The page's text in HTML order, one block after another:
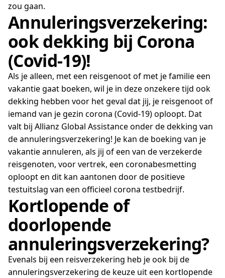
zou gaan.
Annuleringsverzekering:
ook dekking bij Corona
(Covid-19)!
Als je alleen, met een reisgenoot of met je familie een
vakantie gaat boeken, wil je in deze onzekere tijd ook
dekking hebben voor het geval dat jij, je reisgenoot of
iemand van je gezin corona (Covid-19) oploopt. Dat
valt bij Allianz Global Assistance onder de dekking van
de annuleringsverzekering! Je kan de boeking van je
vakantie annuleren, als jij of een van de verzekerde
reisgenoten, voor vertrek, een coronabesmetting
oploopt en dit kan aantonen door de positieve
testuitslag van een officieel corona testbedrijf.
Kortlopende of
doorlopende
annuleringsverzekering?
Evenals bij een reisverzekering heb je ook bij de
annuleringsverzekering de keuze uit een kortlopende